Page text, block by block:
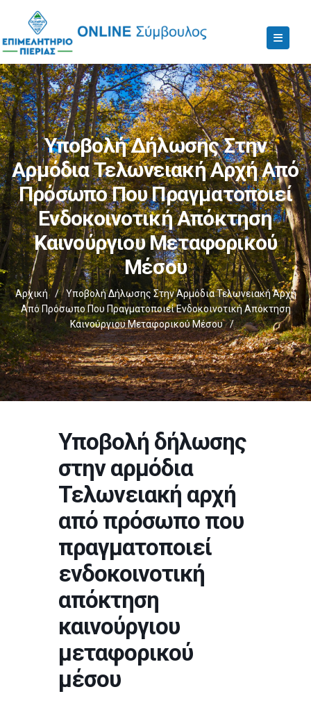
Υποβολή Δήλωσης Στην
Αρμόδια Τελωνειακή Αρχή Από
Πρόσωπο Που Πραγματοποιεί
Ενδοκοινοτική Απόκτηση
Καινούργιου Μεταφορικού
Μέσου
Αρχική /
Υποβολή Δήλωσης Στην Αρμόδια Τελωνειακή Αρχή
Από Πρόσωπο Που Πραγματοποιεί Ενδοκοινοτική Απόκτηση
Καινούργιου Μεταφορικού Μέσου
/
Υποβολή δήλωσης
στην αρμόδια
Τελωνειακή αρχή
από πρόσωπο που
πραγματοποιεί
ενδοκοινοτική
απόκτηση
καινούργιου
μεταφορικού
μέσου